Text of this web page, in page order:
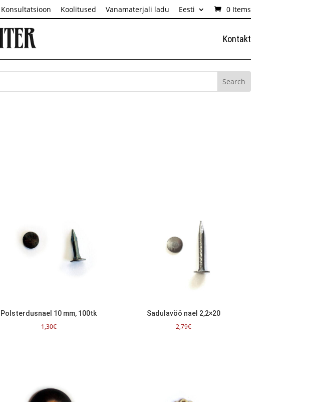
Konsultatsioon Koolitused Vanamaterjali ladu Eesti 0 Items
Kontakt
Polsterdusnael 10 mm, 100tk
1,30€
Sadulavöö nael 2,2×20
2,79€